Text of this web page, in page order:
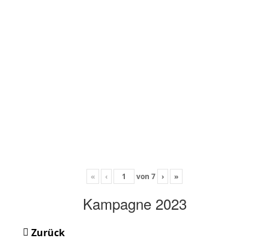
« ‹ von 7 › »
Kampagne 2023
Zurück